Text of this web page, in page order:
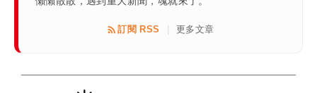
訂閱 RSS 更多文章